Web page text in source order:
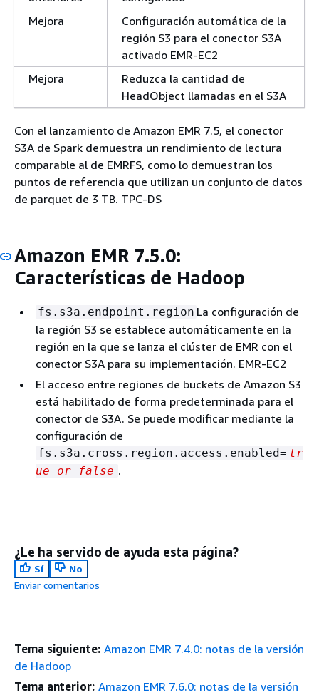
Mejora
Configuración automática de la
región S3 para el conector S3A
activado EMR-EC2
Mejora
Reduzca la cantidad de
HeadObject llamadas en el S3A
Con el lanzamiento de Amazon EMR 7.5, el conector
S3A de Spark demuestra un rendimiento de lectura
comparable al de EMRFS, como lo demuestran los
puntos de referencia que utilizan un conjunto de datos
de parquet de 3 TB. TPC-DS
Amazon EMR 7.5.0:
Características de Hadoop
fs.s3a.endpoint.region La configuración de
la región S3 se establece automáticamente en la
región en la que se lanza el clúster de EMR con el
conector S3A para su implementación. EMR-EC2
El acceso entre regiones de buckets de Amazon S3
está habilitado de forma predeterminada para el
conector de S3A. Se puede modificar mediante la
configuración de
fs.s3a.cross.region.access.enabled= tr
ue or false .
¿Le ha servido de ayuda esta página?
Sí
No
Enviar comentarios
Tema siguiente: Amazon EMR 7.4.0: notas de la versión
de Hadoop
Tema anterior: Amazon EMR 7.6.0: notas de la versión